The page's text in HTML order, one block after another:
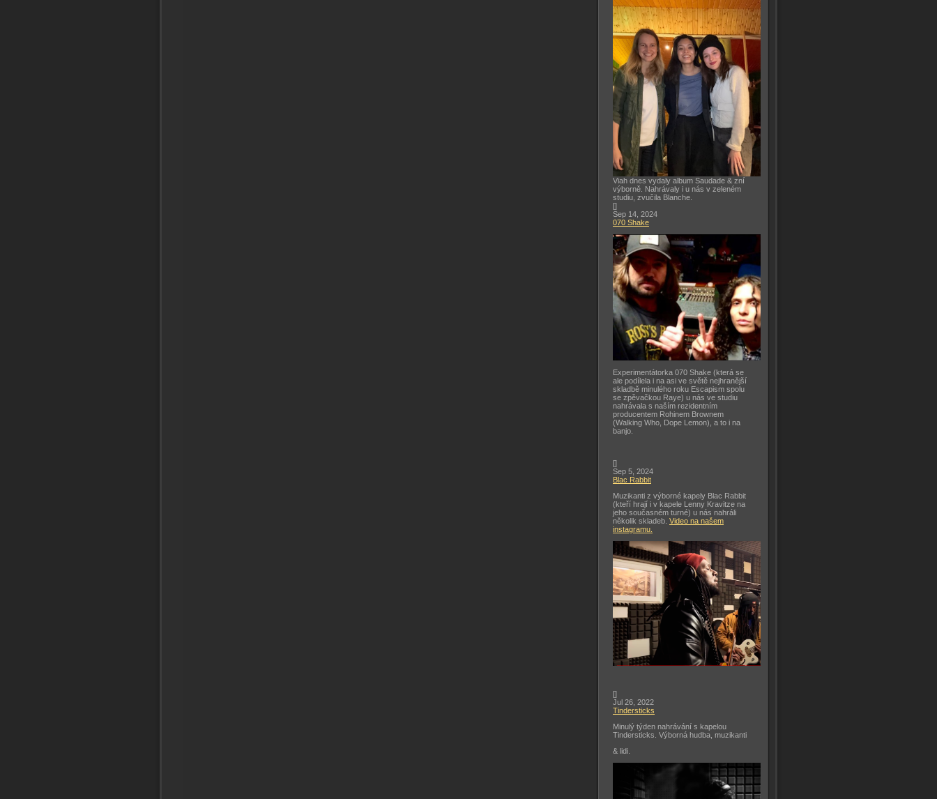
Viah dnes vydaly album Saudade & zní
výborně. Nahrávaly i u nás v zeleném
studiu, zvučila Blanche.
[]
Sep 14, 2024
070 Shake
Experimentátorka 070 Shake (která se
ale podílela i na asi ve světě nejhranější
skladbě minulého roku Escapism spolu
se zpěvačkou Raye) u nás ve studiu
nahrávala s naším rezidentním
producentem Rohinem Brownem
(Walking Who, Dope Lemon), a to i na
banjo.
[]
Sep 5, 2024
Blac Rabbit
Muzikanti z výborné kapely Blac Rabbit
(kteří hrají i v kapele Lenny Kravitze na
jeho současném turné) u nás nahráli
několik skladeb. Video na našem
instagramu.
[]
Jul 26, 2022
Tindersticks
Minulý týden nahrávání s kapelou
Tindersticks. Výborná hudba, muzikanti
& lidi.